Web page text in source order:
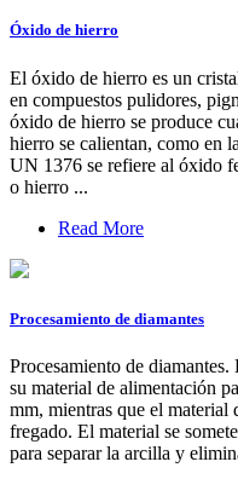
Óxido de hierro
El óxido de hierro es un
en compuestos pulidores,
óxido de hierro se produce
hierro se calientan, como en
UN 1376 se refiere al óxido
o hierro ...
Read More
Procesamiento de diamantes
Procesamiento de
su material de alimentación
mm, mientras que el material
fregado. El material se
para separar la arcilla y